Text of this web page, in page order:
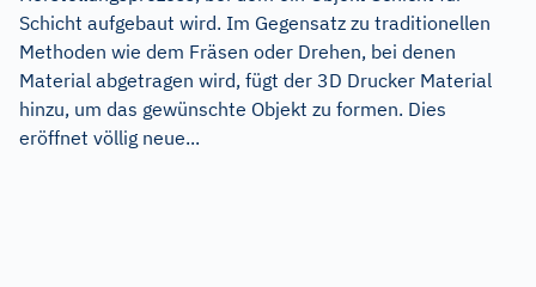
Schicht aufgebaut wird. Im Gegensatz zu traditionellen
Methoden wie dem Fräsen oder Drehen, bei denen
Material abgetragen wird, fügt der 3D Drucker Material
hinzu, um das gewünschte Objekt zu formen. Dies
eröffnet völlig neue...